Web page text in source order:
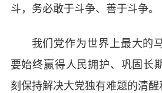
斗，务必敢于斗争、善于斗争。
我们党作为世界上最大的
要始终赢得人民拥护、巩固长
刻保持解决大党独有难题的清醒